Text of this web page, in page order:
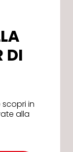
DI
in
alla